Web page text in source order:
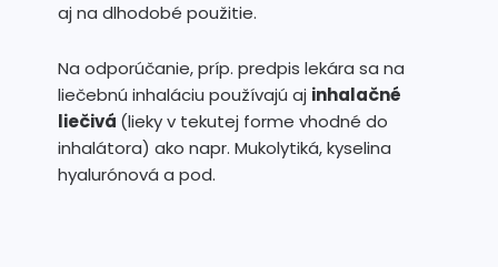
aj na dlhodobé použitie.
Na odporúčanie, príp. predpis lekára sa na
liečebnú inhaláciu používajú aj inhalačné
liečivá (lieky v tekutej forme vhodné do
inhalátora) ako napr. Mukolytiká, kyselina
hyalurónová a pod.